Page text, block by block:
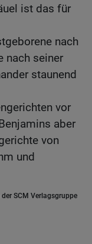
ist das für
nach
nach seiner
staunend
vor
aber
von
und
SCM Verlagsgruppe